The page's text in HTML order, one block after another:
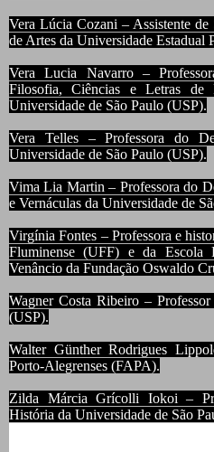
Vera Lúcia Cozani – Assistente
de Artes da Universidade Estadual
Vera Lucia Navarro –
Filosofia, Ciências e Letras de
Universidade de São Paulo (USP).
Vera Telles – Professora do
Universidade de São Paulo (USP).
Vima Lia Martin – Professora do
e Vernáculas da Universidade de
Virgínia Fontes – Professora e
Fluminense (UFF) e da Escola
Venâncio da Fundação Oswaldo
Wagner Costa Ribeiro –
(USP).
Walter Günther Rodrigues
Porto-Alegrenses (FAPA).
Zilda Márcia Grícolli Iokoi –
História da Universidade de São